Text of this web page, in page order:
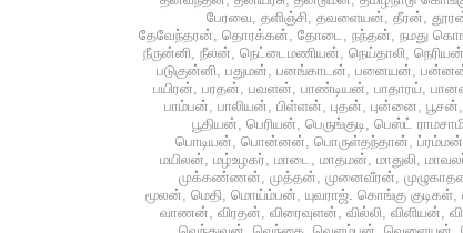
பேரவை, தளிஞ்சி, தவளையன், தீரன்,
தேவேந்தரன், தொரக்கன், தோடை, நந்தன், நமது
நீருன்னி, நீலன், நெட்டைமணியன், நெய்தாலி, நெரியன்
படுகுன்னி, பதுமன், பனங்காடன், பனையன்,
பயிரன், பரத‌ன், பவளன், பாண்டியன், பாதாரய்,
பாம்பன், பாலியன், பிள்ளன், புதன், புன்னை, பூசன்,
பூதியன், பெரியன், பெருங்குடி, பெஸ்ட்
பொடியன், பொன்னன், பொருள்தந்தான், ப்ரம்மன்
மயிலன், மழ்உழகர், மாடை, மாதமன், மாதுலி,
முக்கண்ணன், முத்தன், முனைவீரன்,
மூலன், மெதி, மொய்ம்பன், யுவராஜ். கொங்கு குடிகள்,
வாணன், விரதன், விரைவுளன், வில்லி, விளியன்,